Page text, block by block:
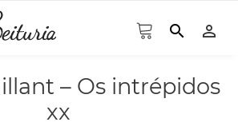
search person_outline
– Os intrépidos
xx